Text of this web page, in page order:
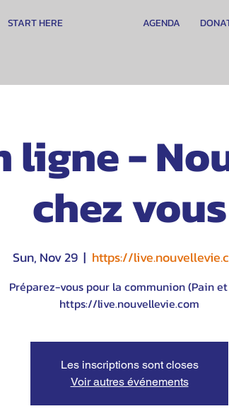
START HERE AGENDA
ligne -
chez vous
Sun, Nov 29
  |
https://
Préparez-vous pour la communion (Pain
https://live.nouvellevie.com
Les inscriptions sont closes
Voir autres événements